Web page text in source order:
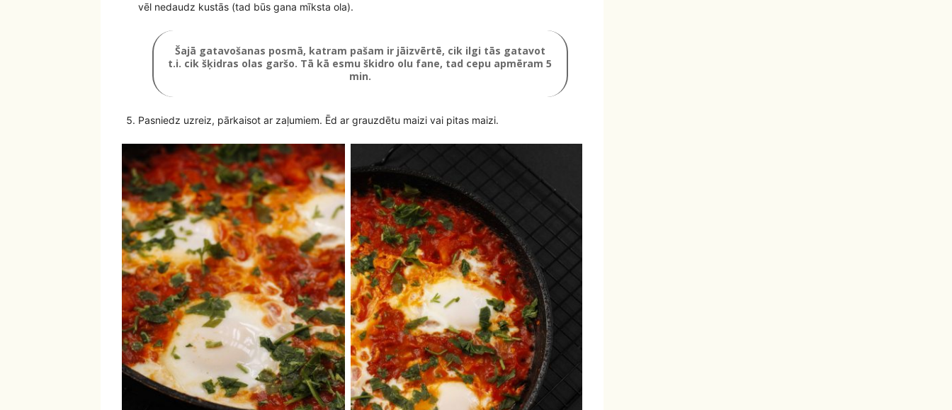
vēl nedaudz kustās (tad būs gana mīksta ola).
Šajā gatavošanas posmā, katram pašam ir jāizvērtē, cik ilgi tās gatavot
t.i. cik šķidras olas garšo. Tā kā esmu škidro olu fane, tad cepu apmēram 5
min.
Pasniedz uzreiz, pārkaisot ar zaļumiem. Ēd ar grauzdētu maizi vai pitas maizi.